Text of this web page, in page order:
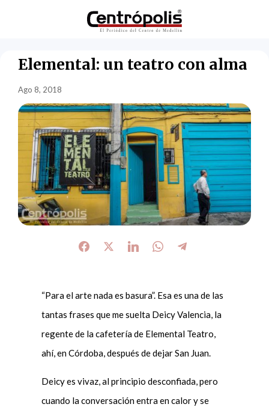
Elemental: un teatro con alma
Ago 8, 2018
“Para el arte nada es basura”. Esa es una de las
tantas frases que me suelta Deicy Valencia, la
regente de la cafetería de Elemental Teatro,
ahí, en Córdoba, después de dejar San Juan.
Deicy es vivaz, al principio desconfiada, pero
cuando la conversación entra en calor y se